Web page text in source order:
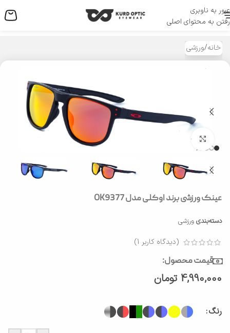
عبور به ناوبری
رفتن به محتوای اصلی
منو
خانه/ورزشی
بزرگنمایی تصویر
عینک ورزشی برند اوکلی مدل OK9377
دسته‌بندی ورزشی
(دیدگاه کاربر 1
)
قیمت محصول:
4,990,000 تومان
رنگ